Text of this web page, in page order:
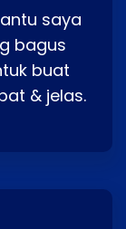
saya
bagus
buat
& jelas.